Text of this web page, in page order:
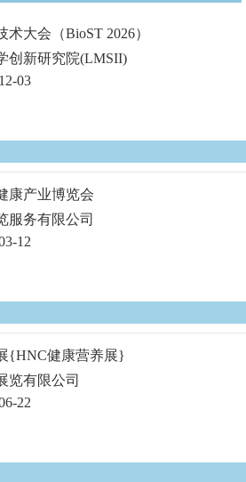
大会（BioST 2026）
创新研究院(LMSII)
03
康产业博览会
服务有限公司
12
{HNC健康营养展}
览有限公司
22